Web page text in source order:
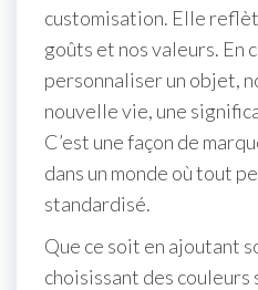
customisation. Elle
goûts et nos valeurs. En
personnaliser un objet,
nouvelle vie, une
C’est une façon de
dans un monde où tout
standardisé.
Que ce soit en ajoutant
choisissant des couleurs